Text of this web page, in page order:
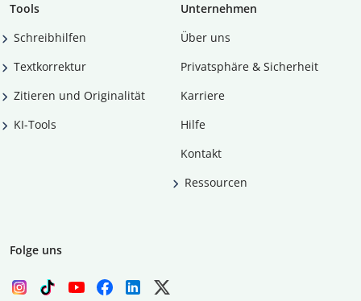
Tools
Schreibhilfen
Textkorrektur
Zitieren und Originalität
KI-Tools
Unternehmen
Über uns
Privatsphäre & Sicherheit
Karriere
Hilfe
Kontakt
Ressourcen
Folge uns